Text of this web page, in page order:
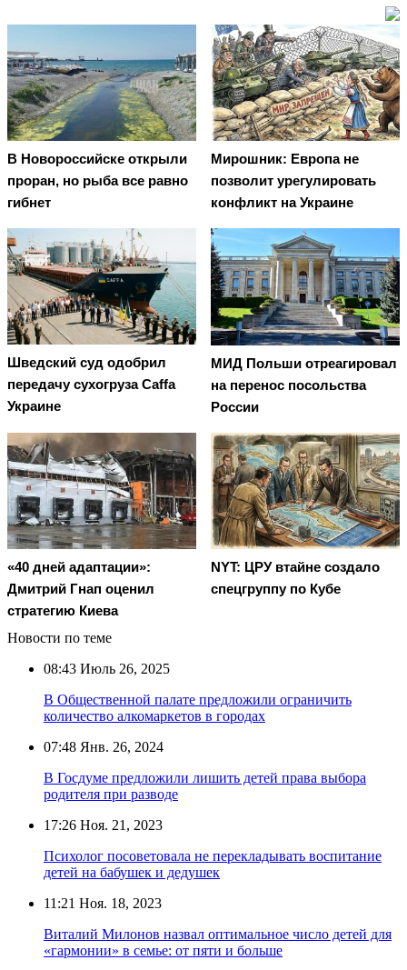
В Новороссийске открыли
проран, но рыба все равно
гибнет
Мирошник: Европа не
позволит урегулировать
конфликт на Украине
Шведский суд одобрил
передачу сухогруза Caffa
Украине
МИД Польши отреагировал
на перенос посольства
России
«40 дней адаптации»:
Дмитрий Гнап оценил
стратегию Киева
NYT: ЦРУ втайне создало
спецгруппу по Кубе
Новости по теме
08:43 Июль 26, 2025
В Общественной палате предложили ограничить
количество алкомаркетов в городах
07:48 Янв. 26, 2024
В Госдуме предложили лишить детей права выбора
родителя при разводе
17:26 Ноя. 21, 2023
Психолог посоветовала не перекладывать воспитание
детей на бабушек и дедушек
11:21 Ноя. 18, 2023
Виталий Милонов назвал оптимальное число детей для
«гармонии» в семье: от пяти и больше